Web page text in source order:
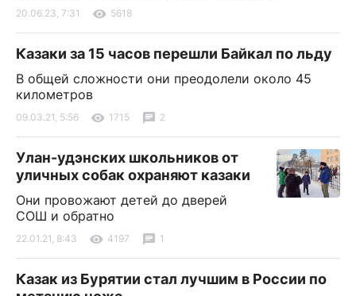
20.06.23, 7:31 5618
Казаки за 15 часов перешли Байкал по льду
В общей сложности они преодолели около 45
километров
09.03.21, 5:56 1715 2
Улан-удэнских школьников от
уличных собак охраняют казаки
Они провожают детей до дверей
СОШ и обратно
22.01.21, 8:43 4197 1
Казак из Бурятии стал лучшим в России по